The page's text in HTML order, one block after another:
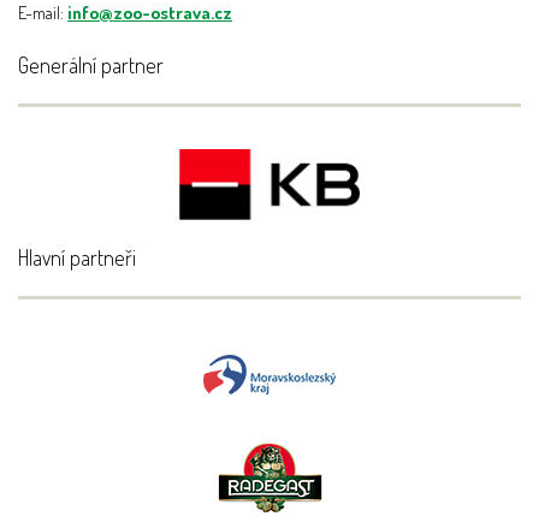
E-mail: info@zoo-ostrava.cz
Generální partner
Hlavní partneři